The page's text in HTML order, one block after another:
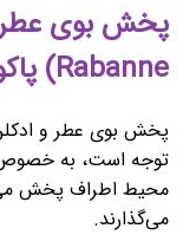
Rabanne) پاکو رابان
پخش بوی عطر و
توجه است، به خصوص
محیط اطراف پخش
می‌گذارند.